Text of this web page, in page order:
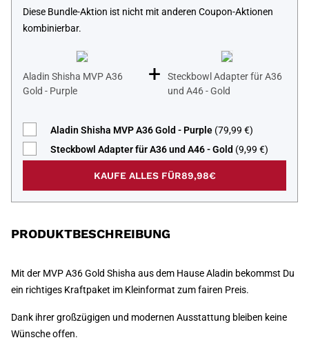
Diese Bundle-Aktion ist nicht mit anderen Coupon-Aktionen
kombinierbar.
Aladin Shisha MVP A36
Gold - Purple
+
Steckbowl Adapter für A36
und A46 - Gold
Aladin Shisha MVP A36 Gold - Purple(79,99 €)
Steckbowl Adapter für A36 und A46 - Gold (9,99 €)
KAUFE ALLES FÜR89,98€
PRODUKTBESCHREIBUNG
Mit der MVP A36 Gold Shisha aus dem Hause Aladin bekommst Du
ein richtiges Kraftpaket im Kleinformat zum fairen Preis.
Dank ihrer großzügigen und modernen Ausstattung bleiben keine
Wünsche offen.